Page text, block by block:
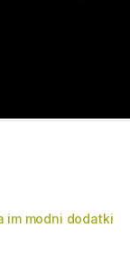
im modni dodatki